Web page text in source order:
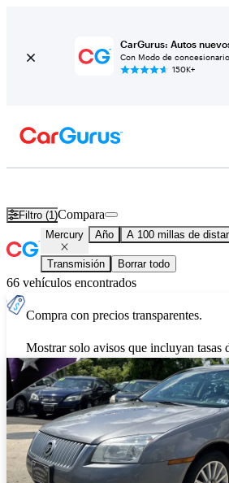
CarGurus: Autos
Con Modo de concesionario
150K+
Filtro (1)Compara
Mercury Año A 100 millas de
Transmisión Borrar todo
66 vehículos encontrados
Compra con precios transparentes.
Mostrar solo avisos que incluyan tasas